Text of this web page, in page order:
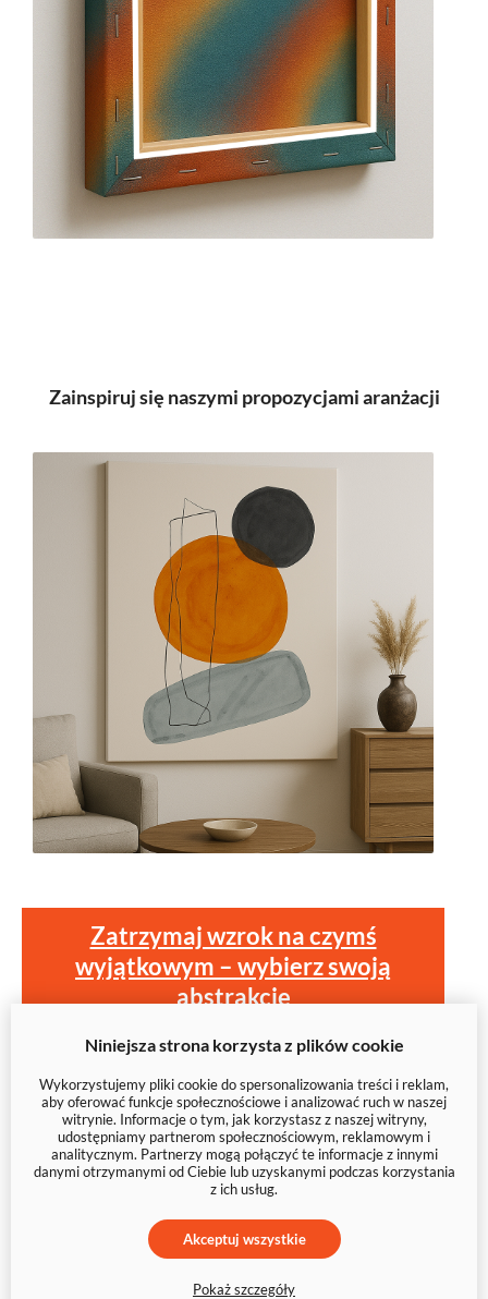
Zainspiruj się naszymi propozycjami aranżacji
Zatrzymaj wzrok na czymś
wyjątkowym – wybierz swoją
abstrakcję
Niniejsza strona korzysta z plików cookie
Wykorzystujemy pliki cookie do spersonalizowania treści i reklam,
aby oferować funkcje społecznościowe i analizować ruch w naszej
witrynie. Informacje o tym, jak korzystasz z naszej witryny,
udostępniamy partnerom społecznościowym, reklamowym i
analitycznym. Partnerzy mogą połączyć te informacje z innymi
danymi otrzymanymi od Ciebie lub uzyskanymi podczas korzystania
z ich usług.
Akceptuj wszystkie
Pokaż szczegóły